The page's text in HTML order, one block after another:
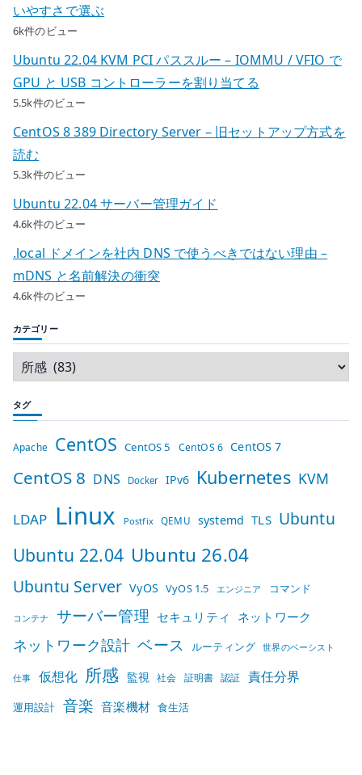
いやすさで選ぶ
6k件のビュー
Ubuntu 22.04 KVM PCI パススルー – IOMMU / VFIO で
GPU と USB コントローラーを割り当てる
5.5k件のビュー
CentOS 8 389 Directory Server – 旧セットアップ方式を
読む
5.3k件のビュー
Ubuntu 22.04 サーバー管理ガイド
4.6k件のビュー
.local ドメインを社内 DNS で使うべきではない理由 –
mDNS と名前解決の衝突
4.6k件のビュー
カテゴリー
タグ
Apache CentOS CentOS 5 CentOS 6 CentOS 7
CentOS 8 DNS Docker IPv6 Kubernetes KVM
LDAP Linux Postfix QEMU systemd TLS Ubuntu
Ubuntu 22.04 Ubuntu 26.04
Ubuntu Server VyOS VyOS 1.5 エンジニア コマンド
コンテナ サーバー管理 セキュリティ ネットワーク
ネットワーク設計 ベース ルーティング 世界のベーシスト
仕事 仮想化 所感 監視 社会 証明書 認証 責任分界
運用設計 音楽 音楽機材 食生活